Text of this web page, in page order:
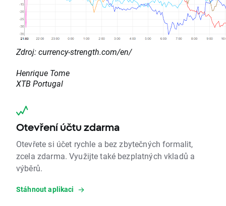
Zdroj: currency-strength.com/en/
Henrique Tome
XTB Portugal
Otevření účtu zdarma
Otevřete si účet rychle a bez zbytečných formalit,
zcela zdarma. Využijte také bezplatných vkladů a
výběrů.
Stáhnout aplikaci